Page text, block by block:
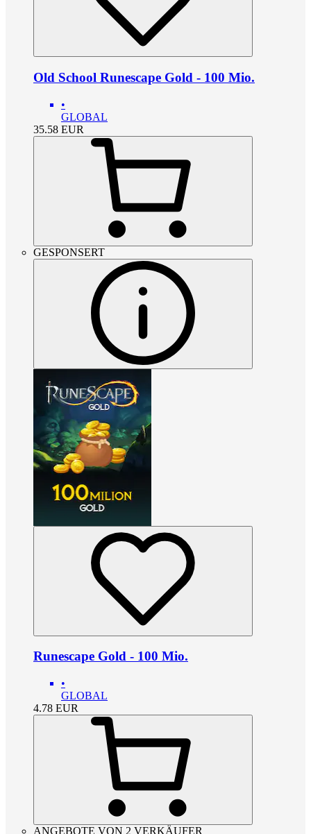
Old School Runescape Gold - 100 Mio.
•
GLOBAL
35.58 EUR
GESPONSERT
Runescape Gold - 100 Mio.
•
GLOBAL
4.78 EUR
ANGEBOTE VON 2 VERKÄUFER